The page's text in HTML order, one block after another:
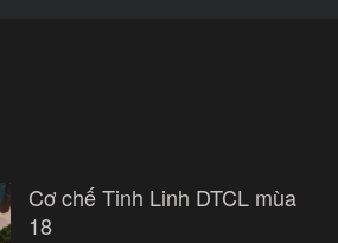
Cơ chế Tinh Linh DTCL mùa
18